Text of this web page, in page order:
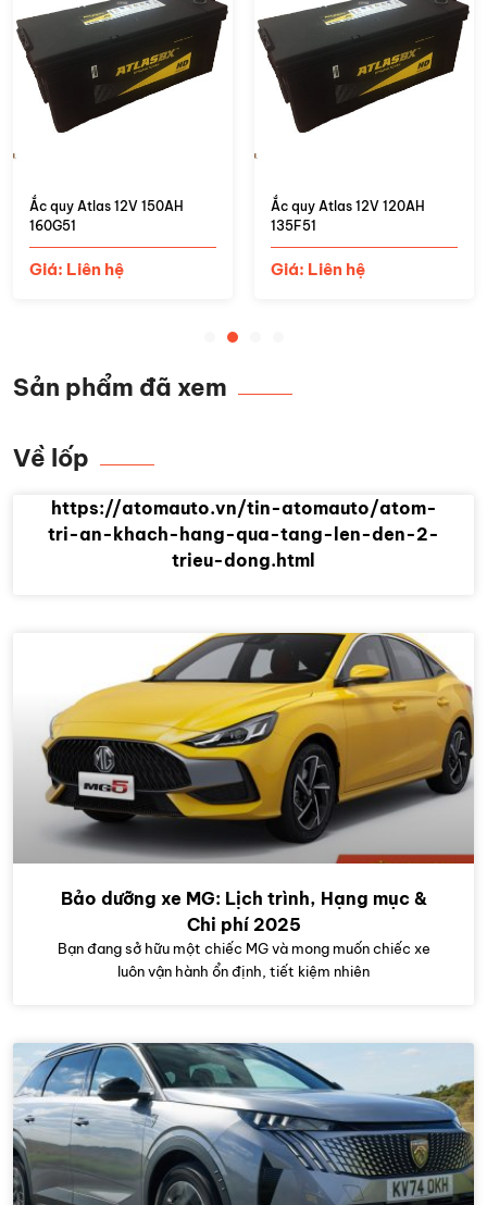
Ắc quy Atlas 12V 150AH
160G51
Giá: Liên hệ
Ắc quy Atlas 12V 120AH
135F51
Giá: Liên hệ
Sản phẩm đã xem
Về lốp
https://atomauto.vn/tin-atomauto/atom-
tri-an-khach-hang-qua-tang-len-den-2-
trieu-dong.html
Bảo dưỡng xe MG: Lịch trình, Hạng mục &
Chi phí 2025
Bạn đang sở hữu một chiếc MG và mong muốn chiếc xe
luôn vận hành ổn định, tiết kiệm nhiên